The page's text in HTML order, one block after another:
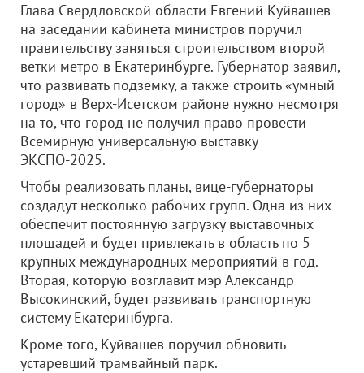
Глава Свердловской области Евгений Куйвашев
на заседании кабинета министров поручил
правительству заняться строительством второй
ветки метро в Екатеринбурге. Губернатор заявил,
что развивать подземку, а также строить «умный
город» в Верх-Исетском районе нужно несмотря
на то, что город не получил право провести
Всемирную универсальную выставку
ЭКСПО-2025.
Чтобы реализовать планы, вице-губернаторы
создадут несколько рабочих групп. Одна из них
обеспечит постоянную загрузку выставочных
площадей и будет привлекать в область по 5
крупных международных мероприятий в год.
Вторая, которую возглавит мэр Александр
Высокинский, будет развивать транспортную
систему Екатеринбурга.
Кроме того, Куйвашев поручил обновить
устаревший трамвайный парк.